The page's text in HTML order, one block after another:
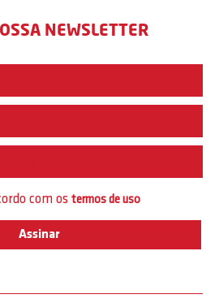
NEWSLETTER
com os termos de uso